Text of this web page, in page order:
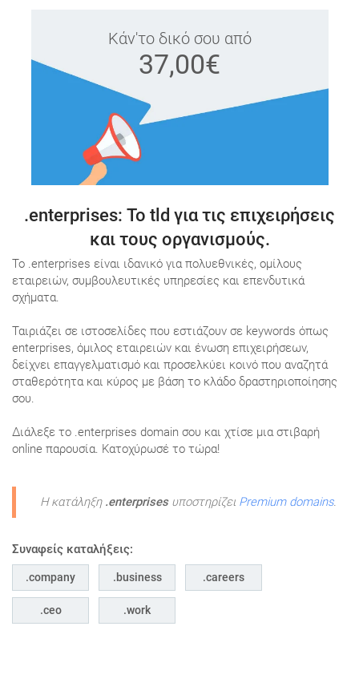
Κάν'το δικό σου από
37,00€
.enterprises: Το tld για τις επιχειρήσεις
και τους οργανισμούς.
Το .enterprises είναι ιδανικό για πολυεθνικές, ομίλους
εταιρειών, συμβουλευτικές υπηρεσίες και επενδυτικά
σχήματα.
Ταιριάζει σε ιστοσελίδες που εστιάζουν σε keywords όπως
enterprises, όμιλος εταιρειών και ένωση επιχειρήσεων,
δείχνει επαγγελματισμό και προσελκύει κοινό που αναζητά
σταθερότητα και κύρος με βάση το κλάδο δραστηριοποίησης
σου.
Διάλεξε το .enterprises domain σου και χτίσε μια στιβαρή
online παρουσία. Κατοχύρωσέ το τώρα!
Η κατάληξη .enterprisesυποστηρίζει Premium domains.
Συναφείς καταλήξεις:
company business careers
ceo work